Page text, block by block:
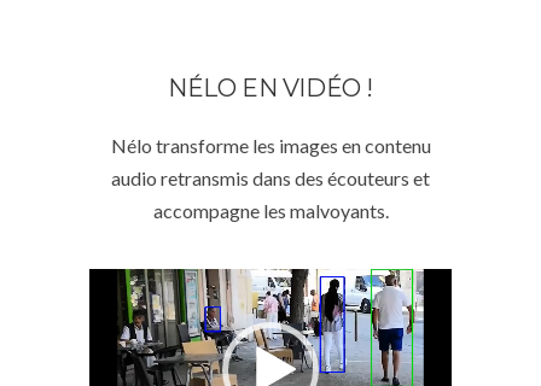
NÉLO EN VIDÉO !
Nélo transforme les images en contenu
audio retransmis dans des écouteurs et
accompagne les malvoyants.
Lecteur
vidéo